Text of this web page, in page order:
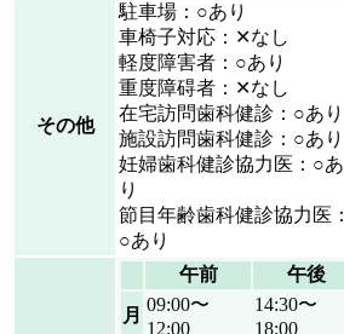
その他
駐車場：○あり
車椅子対応：✕なし
軽度障害者：○あり
重度障碍者：✕なし
在宅訪問歯科健診：○あり
施設訪問歯科健診：○あり
妊婦歯科健診協力医：○あ
り
節目年齢歯科健診協力医：
○あり
午前
午後
月
09:00〜
12:00
14:30〜
18:00